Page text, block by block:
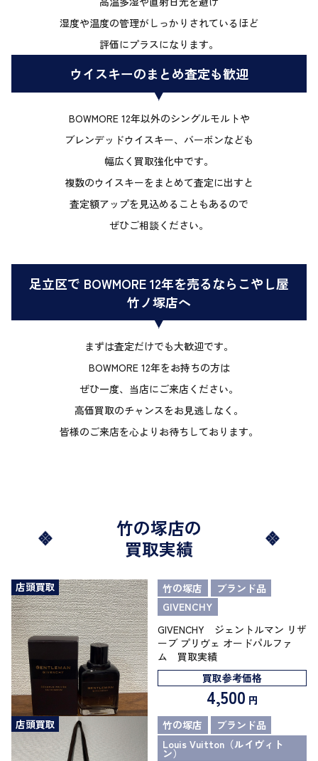
湿度や温度の管理がしっかりされているほど
評価にプラスになります。
ウイスキーのまとめ査定も歓迎
BOWMORE 12年以外のシングルモルトや
ブレンデッドウイスキー、バーボンなども
幅広く買取強化中です。
複数のウイスキーをまとめて査定に出すと
査定額アップを見込めることもあるので
ぜひご相談ください。
足立区で BOWMORE 12年を売るならこやし屋
竹ノ塚店へ
まずは査定だけでも大歓迎です。
BOWMORE 12年をお持ちの方は
ぜひ一度、当店にご来店ください。
高価買取のチャンスをお見逃しなく。
皆様のご来店を心よりお待ちしております。
竹の塚店の
買取実績
店頭買取 竹の塚店
ブランド品
GIVENCHY
GIVENCHY ジェントルマン リザ
ーブ プリヴェ オードパルファ
ム 買取実績
買取参考価格
4,500 円
店頭買取
竹の塚店
ブランド品
Louis Vuitton（ルイヴィト
ン）